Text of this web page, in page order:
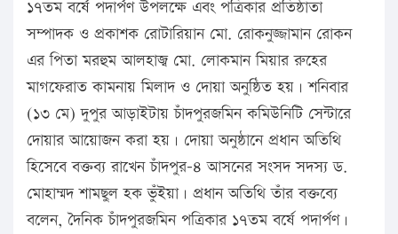
১৭তম বর্ষে পদার্পণ উপলক্ষে এবং পত্রিকার প্রতিষ্ঠাতা
সম্পাদক ও প্রকাশক রোটারিয়ান মো. রোকনুজ্জামান রোকন
এর পিতা মরহুম আলহাজ্ব মো. লোকমান মিয়ার রুহের
মাগফেরাত কামনায় মিলাদ ও দোয়া অনুষ্ঠিত হয়। শনিবার
(১৩ মে) দুপুর আড়াইটায় চাঁদপুরজমিন কমিউনিটি সেন্টারে
দোয়ার আয়োজন করা হয়। দোয়া অনুষ্ঠানে প্রধান অতিথি
হিসেবে বক্তব্য রাখেন চাঁদপুর-৪ আসনের সংসদ সদস্য ড.
মোহাম্মদ শামছুল হক ভুঁইয়া। প্রধান অতিথি তাঁর বক্তব্যে
বলেন, দৈনিক চাঁদপুরজমিন পত্রিকার ১৭তম বর্ষে পদার্পণ।